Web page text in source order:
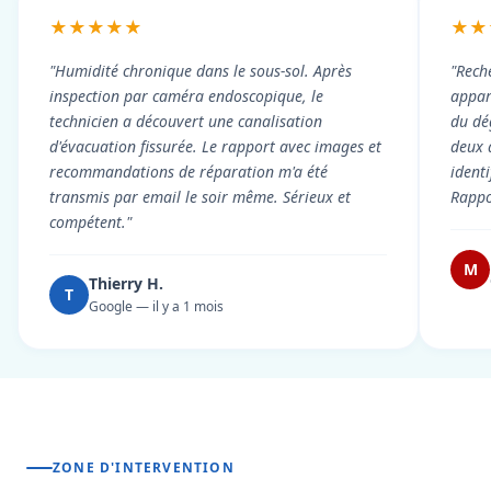
★★★★★
"Humidité chronique dans le sous-sol. Après
inspection par caméra endoscopique, le
technicien a découvert une canalisation
d'évacuation fissurée. Le rapport avec images et
recommandations de réparation m'a été
transmis par email le soir même. Sérieux et
compétent."
T
Thierry H.
Google — il y a 1 mois
du
deux
M
ZONE D'INTERVENTION